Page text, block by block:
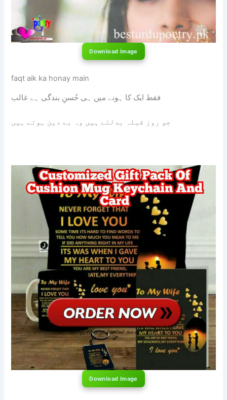
Download Image
faqt aik ka honay main
فقط ایک کا ہونے میں ہی حُسنِ بندگی ہے غالب
جو روز قبلہ بدلتے ہیں وہ بے دین ہوتے ہیں
Download Image